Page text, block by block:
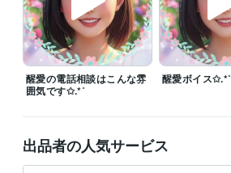
語学力
英語 日常会話レベル
醒愛の電話相談はこんな雰
囲気です✩.*˚
醒愛ボイス✩.*˚
出品者の人気サービス